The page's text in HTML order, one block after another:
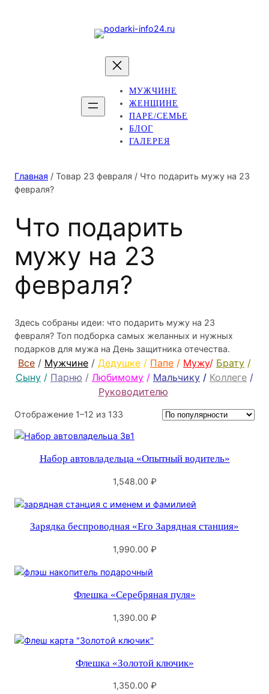
МУЖЧИНЕ
ЖЕНЩИНЕ
ПАРЕ/СЕМЬЕ
БЛОГ
ГАЛЕРЕЯ
Главная / Товар 23 февраля / Что подарить мужу на 23
февраля?
Что подарить
мужу на 23
февраля?
Здесь собраны идеи: что подарить мужу на 23
февраля? Топ подборка самых желанных и нужных
подарков для мужа на День защитника отечества.
Все / Мужчине / Дедушке / Папе / Мужу/ Брату /
Сыну / Парню / Любимому / Мальчику / Коллеге /
Руководителю
Отображение 1–12 из 133 Сортировка:
популярности
Набор автовладельца «Опытный водитель»
1,548.00 ₽
Зарядка беспроводная «Его Зарядная станция»
1,990.00 ₽
Флешка «Серебряная пуля»
1,390.00 ₽
Флешка «Золотой ключик»
1,350.00 ₽